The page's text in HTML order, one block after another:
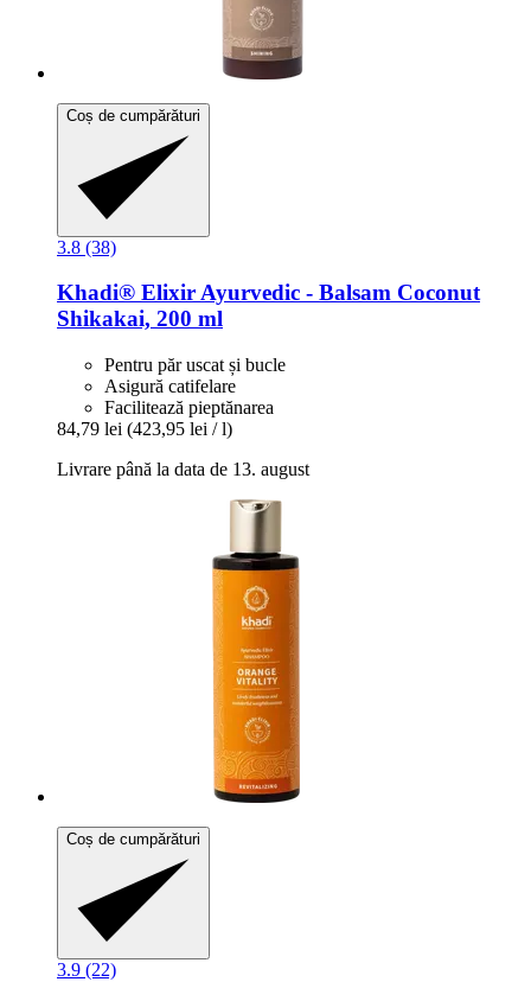
Coș de cumpărături
3.8 (38)
Khadi® Elixir Ayurvedic -​ Balsam Coconut
Shikakai, 200 ml
Pentru păr uscat și bucle
Asigură catifelare
Facilitează pieptănarea
84,79 lei (423,95 lei / l)
Livrare până la data de 13. august
Coș de cumpărături
3.9 (22)